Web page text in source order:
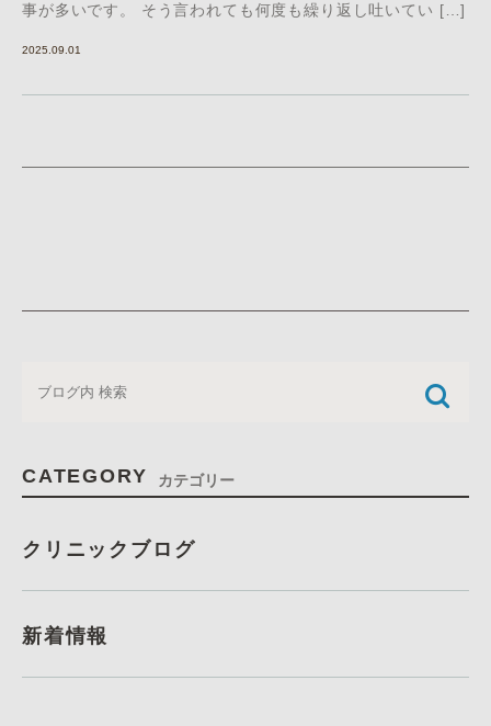
事が多いです。 そう言われても何度も繰り返し吐いてい […]
2025.09.01
CATEGORY カテゴリー
クリニックブログ
新着情報